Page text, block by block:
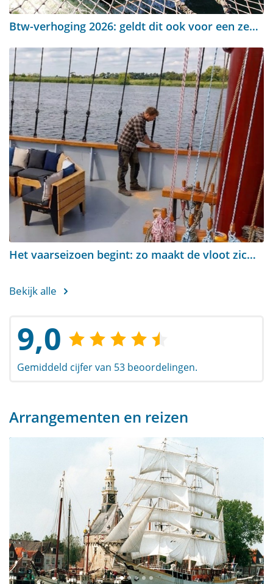
Btw-verhoging 2026: geldt dit ook voor een zeilreis?
Het vaarseizoen begint: zo maakt de vloot zich klaar
Bekijk alle
9,0
Gemiddeld cijfer van 53 beoordelingen.
Arrangementen en reizen